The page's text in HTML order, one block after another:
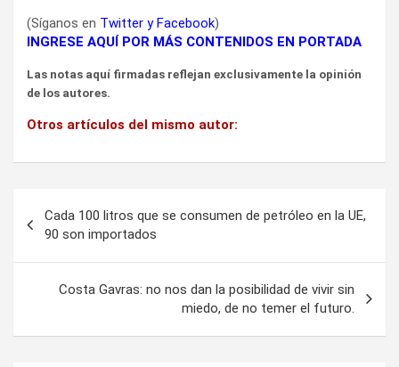
(Síganos en Twitter yFacebook)
INGRESE AQUÍ POR MÁS CONTENIDOS EN PORTADA
Las notas aquí firmadas reflejan exclusivamente la opinión
de los autores.
Otros artículos del mismo autor:
de
entradas
Cada 100 litros que se consumen de petróleo en la UE,
90 son importados
Costa Gavras: no nos dan la posibilidad de vivir sin
miedo, de no temer el futuro.